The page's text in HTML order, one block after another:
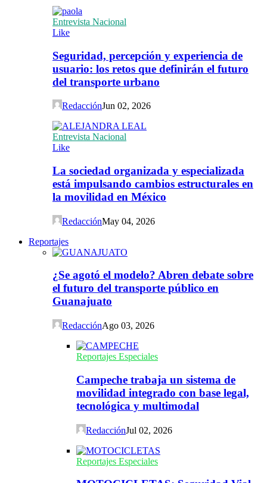
Entrevista Nacional
Like
Seguridad, percepción y experiencia de
usuario: los retos que definirán el futuro
del transporte urbano
RedacciónJun 02, 2026
Entrevista Nacional
Like
La sociedad organizada y especializada
está impulsando cambios estructurales en
la movilidad en México
RedacciónMay 04, 2026
Reportajes
¿Se agotó el modelo? Abren debate sobre
el futuro del transporte público en
Guanajuato
RedacciónAgo 03, 2026
Reportajes Especiales
Campeche trabaja un sistema de
movilidad integrado con base legal,
tecnológica y multimodal
RedacciónJul 02, 2026
Reportajes Especiales